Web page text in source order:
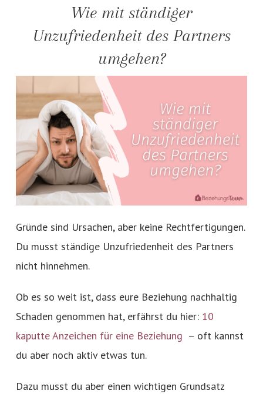
Wie mit ständiger
Unzufriedenheit des Partners
umgehen?
Gründe sind Ursachen, aber keine Rechtfertigungen.
Du musst ständige Unzufriedenheit des Partners
nicht hinnehmen.
Ob es so weit ist, dass eure Beziehung nachhaltig
Schaden genommen hat, erfährst du hier: 10
kaputte Anzeichen für eine Beziehung – oft kannst
du aber noch aktiv etwas tun.
Dazu musst du aber einen wichtigen Grundsatz